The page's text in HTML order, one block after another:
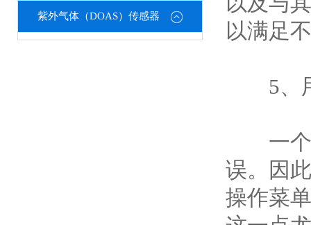
紫外气体（DOAS）传感器
以满足
5、用
一个
误。因
操作菜